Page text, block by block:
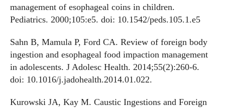
management of esophageal coins in children.
Pediatrics. 2000;105:e5. doi: 10.1542/peds.105.1.e5
Sahn B, Mamula P, Ford CA. Review of foreign body
ingestion and esophageal food impaction management
in adolescents. J Adolesc Health. 2014;55(2):260-6.
doi: 10.1016/j.jadohealth.2014.01.022.
Kurowski JA, Kay M. Caustic Ingestions and Foreign